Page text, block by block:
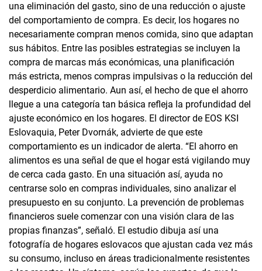
una eliminación del gasto, sino de una reducción o ajuste
del comportamiento de compra. Es decir, los hogares no
necesariamente compran menos comida, sino que adaptan
sus hábitos. Entre las posibles estrategias se incluyen la
compra de marcas más económicas, una planificación
más estricta, menos compras impulsivas o la reducción del
desperdicio alimentario. Aun así, el hecho de que el ahorro
llegue a una categoría tan básica refleja la profundidad del
ajuste económico en los hogares. El director de EOS KSI
Eslovaquia, Peter Dvornák, advierte de que este
comportamiento es un indicador de alerta. “El ahorro en
alimentos es una señal de que el hogar está vigilando muy
de cerca cada gasto. En una situación así, ayuda no
centrarse solo en compras individuales, sino analizar el
presupuesto en su conjunto. La prevención de problemas
financieros suele comenzar con una visión clara de las
propias finanzas”, señaló. El estudio dibuja así una
fotografía de hogares eslovacos que ajustan cada vez más
su consumo, incluso en áreas tradicionalmente resistentes